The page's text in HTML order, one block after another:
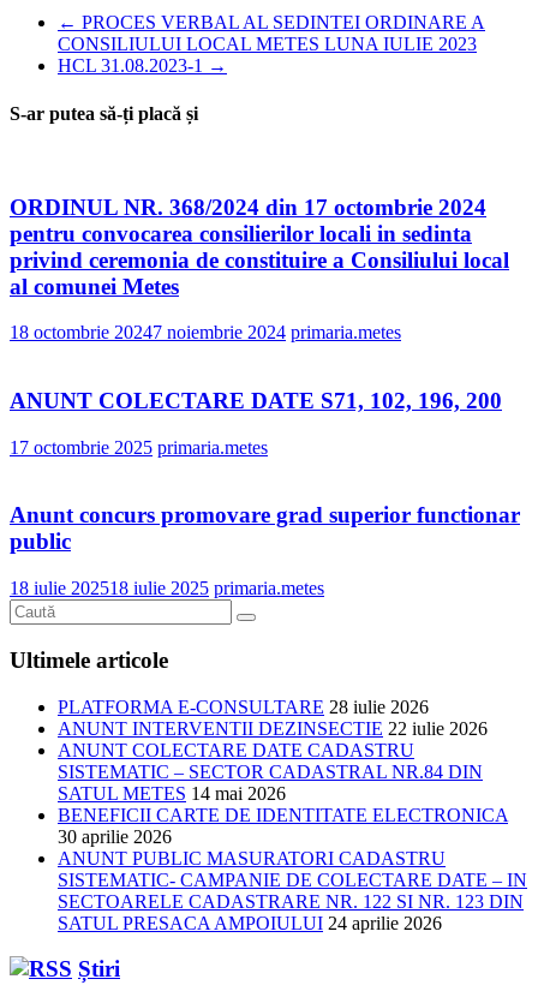
← PROCES VERBAL AL SEDINTEI ORDINARE A
CONSILIULUI LOCAL METES LUNA IULIE 2023
HCL 31.08.2023-1 →
S-ar putea să-ți placă și
ORDINUL NR. 368/2024 din 17 octombrie 2024
pentru convocarea consilierilor locali in sedinta
privind ceremonia de constituire a Consiliului local
al comunei Metes
18 octombrie 20247 noiembrie 2024 primaria.metes
ANUNT COLECTARE DATE S71, 102, 196, 200
17 octombrie 2025 primaria.metes
Anunt concurs promovare grad superior functionar
public
18 iulie 202518 iulie 2025 primaria.metes
Ultimele articole
PLATFORMA E-CONSULTARE 28 iulie 2026
ANUNT INTERVENTII DEZINSECTIE 22 iulie 2026
ANUNT COLECTARE DATE CADASTRU
SISTEMATIC – SECTOR CADASTRAL NR.84 DIN
SATUL METES 14 mai 2026
BENEFICII CARTE DE IDENTITATE ELECTRONICA
30 aprilie 2026
ANUNT PUBLIC MASURATORI CADASTRU
SISTEMATIC- CAMPANIE DE COLECTARE DATE – IN
SECTOARELE CADASTRARE NR. 122 SI NR. 123 DIN
SATUL PRESACA AMPOIULUI 24 aprilie 2026
Știri